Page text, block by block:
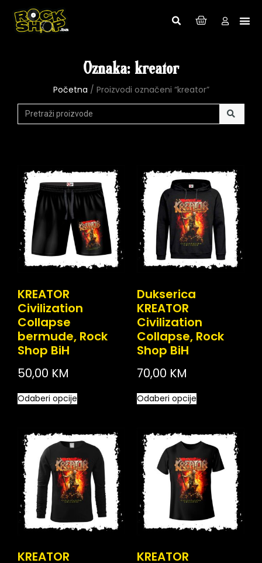
Oznaka: kreator
Početna / Proizvodi označeni “kreator”
KREATOR
Civilization
Collapse
bermude, Rock
Shop BiH
50,00 KM
Odaberi opcije
Dukserica
KREATOR
Civilization
Collapse, Rock
Shop BiH
70,00 KM
Odaberi opcije
KREATOR
KREATOR